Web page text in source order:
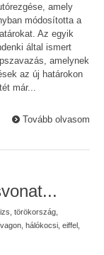
amely
módosította a
Az egyik
által ismert
amelynek
az új határokon
már...
Tovább olvasom
törökország
vagon hálókocsi eiffel